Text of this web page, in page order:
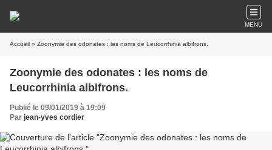
MENU
Accueil » Zoonymie des odonates : les noms de Leucorrhinia albifrons.
Zoonymie des odonates : les noms de
Leucorrhinia albifrons.
Publié le 09/01/2019 à 19:09
Par jean-yves cordier